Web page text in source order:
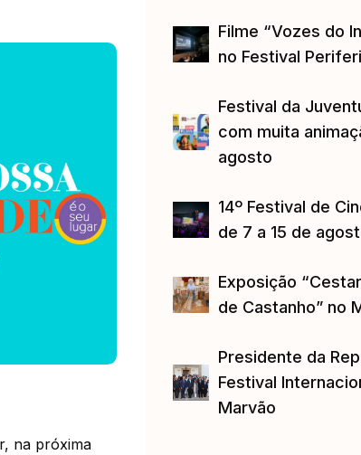
na próxima
Filme “Vozes do
no Festival
Festival da
com muita
agosto
14º Festival de
de 7 a 15 de
Exposição
de Castanho” no
Presidente da
Festival
Marvão